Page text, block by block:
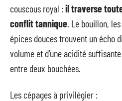
couscous royal :il traverse
conflit tannique. Le bouillon,
épices douces trouvent un écho
volume et d’une acidité
entre deux bouchées.
Les cépages à privilégier :